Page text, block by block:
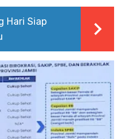
Hari Siap